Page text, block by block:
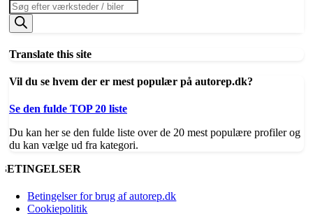
Products
search
Translate this site
Vil du se hvem der er mest populær på autorep.dk?
Se den fulde TOP 20 liste
Du kan her se den fulde liste over de 20 mest populære profiler og
du kan vælge ud fra kategori.
BETINGELSER
Betingelser for brug af autorep.dk
Cookiepolitik